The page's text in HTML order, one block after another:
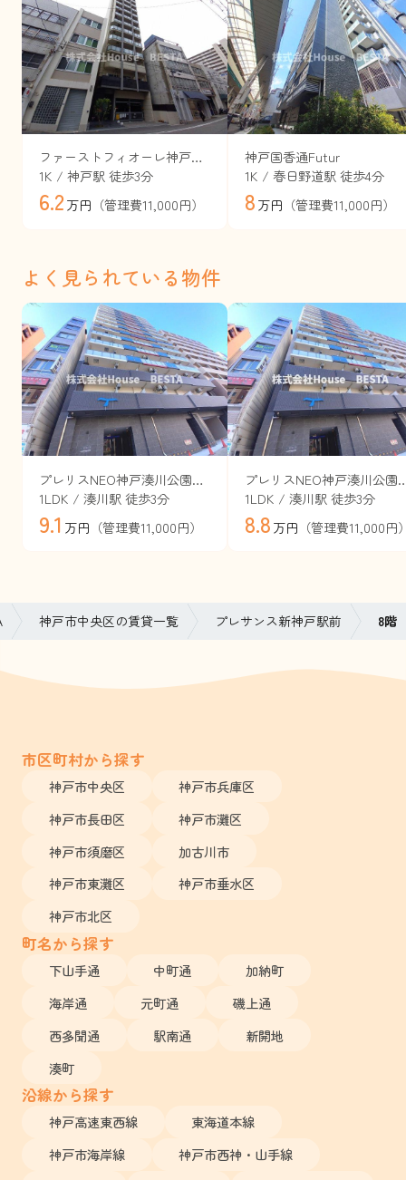
ファーストフィオーレ神戸駅前
1K / 神戸駅 徒歩3分
6.2 万円 （管理費11,000円）
神戸国香通Futur
1K / 春日野道駅 徒歩4分
8 万円 （管理費11,000円）
よく見られている物件
プレリスNEO神戸湊川公園ヴェルト（旧セレニテ神戸西エクラ）
1LDK / 湊川駅 徒歩3分
9.1 万円 （管理費11,000円）
プレリスNEO神戸湊川公
1LDK / 湊川駅 徒歩3分
8.8 万円 （管理費11,000円
神戸市中央区の賃貸一覧 プレサンス新神戸駅前 8階
市区町村から探す
神戸市中央区
神戸市兵庫区
神戸市長田区
神戸市灘区
神戸市須磨区
加古川市
神戸市東灘区
神戸市垂水区
神戸市北区
町名から探す
下山手通 中町通
加納町
海岸通
元町通
磯上通
西多聞通
駅南通
新開地
湊町
沿線から探す
神戸高速東西線
東海道本線
神戸市海岸線
神戸市西神・山手線